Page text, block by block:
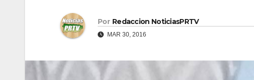
Por Redaccion NoticiasPRTV
MAR 30, 2016